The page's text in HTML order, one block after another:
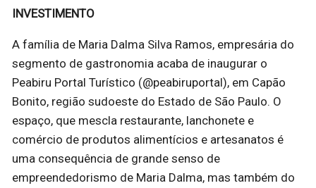
INVESTIMENTO
A família de Maria Dalma Silva Ramos, empresária do
segmento de gastronomia acaba de inaugurar o
Peabiru Portal Turístico (@peabiruportal), em Capão
Bonito, região sudoeste do Estado de São Paulo. O
espaço, que mescla restaurante, lanchonete e
comércio de produtos alimentícios e artesanatos é
uma consequência de grande senso de
empreendedorismo de Maria Dalma, mas também do